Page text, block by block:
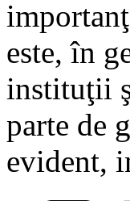
este, în
instituţii
parte de
evident,